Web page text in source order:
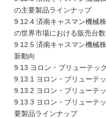
の主要製品ラインナップ
9.12.4 済南キャスマン機械
の世界市場における販売台
9.12.5 済南キャスマン機械
新動向
9.13 ヨロン・ブリューテック
9.13.1 ヨロン・ブリューテ
9.13.2 ヨロン・ブリューテ
9.13.3 ヨロン・ブリューテ
要製品ラインナップ